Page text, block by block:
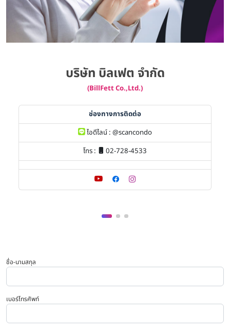
บริษัท บิลเฟต จำกัด
(BillFett Co.,Ltd.)
ช่องทางการติดต่อ
ไอดีไลน์ : @scancondo
โทร :
02-728-4533
ชื่อ-นามสกุล
เบอร์โทรศัพท์